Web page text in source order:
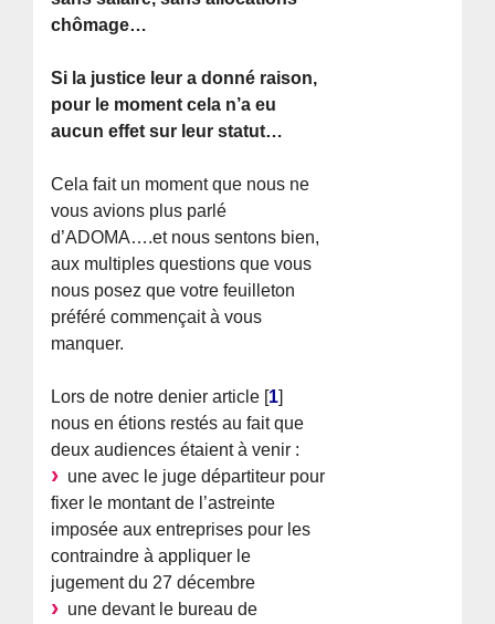
chômage…
Si la justice leur a donné raison,
pour le moment cela n’a eu
aucun effet sur leur statut…
Cela fait un moment que nous ne
vous avions plus parlé
d’ADOMA….et nous sentons bien,
aux multiples questions que vous
nous posez que votre feuilleton
préféré commençait à vous
manquer.
Lors de notre denier article [1]
nous en étions restés au fait que
deux audiences étaient à venir :
une avec le juge départiteur pour
fixer le montant de l’astreinte
imposée aux entreprises pour les
contraindre à appliquer le
jugement du 27 décembre
une devant le bureau de